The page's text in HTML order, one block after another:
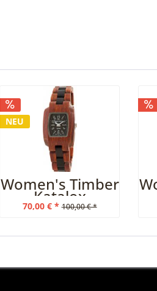
NEU
Women's Timber
Katalox
Leadwood
70,00 € * 100,00 € *